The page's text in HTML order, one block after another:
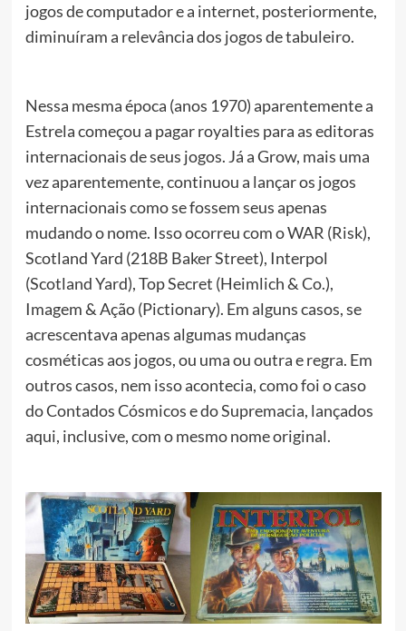
jogos de computador e a internet, posteriormente,
diminuíram a relevância dos jogos de tabuleiro.
Nessa mesma época (anos 1970) aparentemente a
Estrela começou a pagar royalties para as editoras
internacionais de seus jogos. Já a Grow, mais uma
vez aparentemente, continuou a lançar os jogos
internacionais como se fossem seus apenas
mudando o nome. Isso ocorreu com o WAR (Risk),
Scotland Yard (218B Baker Street), Interpol
(Scotland Yard), Top Secret (Heimlich & Co.),
Imagem & Ação (Pictionary). Em alguns casos, se
acrescentava apenas algumas mudanças
cosméticas aos jogos, ou uma ou outra e regra. Em
outros casos, nem isso acontecia, como foi o caso
do Contados Cósmicos e do Supremacia, lançados
aqui, inclusive, com o mesmo nome original.